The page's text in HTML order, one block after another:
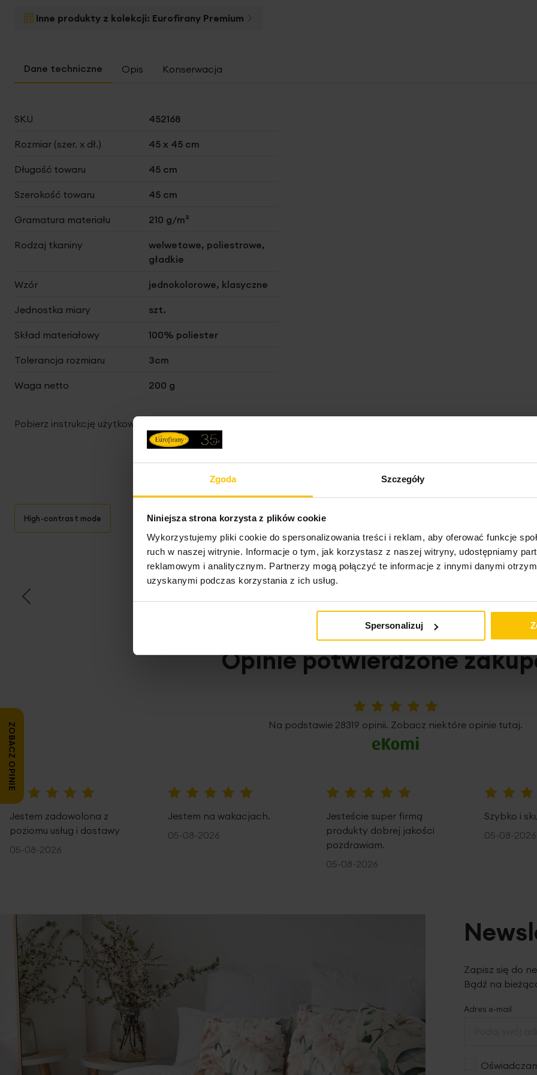
Zgoda Szczegóły
Niniejsza strona korzysta z plików cookie
Wykorzystujemy pliki cookie do spersonalizowania treści i reklam, aby oferować funkcje
ruch w naszej witrynie. Informacje o tym, jak korzystasz z naszej witryny, udostępniamy
reklamowym i analitycznym. Partnerzy mogą połączyć te informacje z innymi danymi
uzyskanymi podczas korzystania z ich usług.
Spersonalizuj
początek
galerii
Inne produkty z kolekcji: Eurofirany Premium
Opis Konserwacja
Więcej
SKU 452168
Rozmiar (szer. x dł.) 45 x 45 cm
Długość towaru 45 cm
Szerokość towaru 45 cm
Gramatura materiału 210 g/m²
Rodzaj tkaniny
welwetowe, poliestrowe,
gładkie
Wzór jednokolorowe, klasyczne
Jednostka miary szt.
Skład materiałowy 100% poliester
Tolerancja rozmiaru 3cm
Waga netto 200 g
Pobierz instrukcję użytkowania i bezpieczeństwa produktu
High-contrast mode
To może Cię
Opinie potwierdzone
5%
Na podstawie 28319 opinii. Zobacz niektóre opinie tutaj.
100%
Jestem zadowolona z
poziomu usług i dostawy
05-08-2026
Jestem na wakacjach.
05-08-2026
Jesteście super firmą
produkty dobrej jakości
pozdrawiam.
05-08-2026
Szybko i
05-08-2026
Zapisz się do
Bądź na
Adres e-mail
ZOBACZ OPINIE